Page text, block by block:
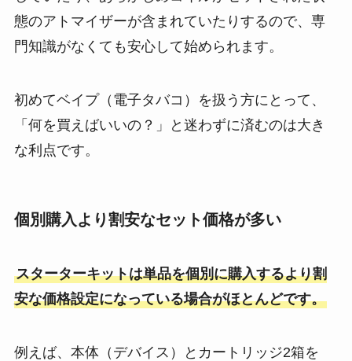
態のアトマイザーが含まれていたりするので、専
門知識がなくても安心して始められます。
初めてベイプ（電子タバコ）を扱う方にとって、
「何を買えばいいの？」と迷わずに済むのは大き
な利点です。
個別購入より割安なセット価格が多い
スターターキットは単品を個別に購入するより割
安な価格設定になっている場合がほとんどです。
例えば、本体（デバイス）とカートリッジ2箱を